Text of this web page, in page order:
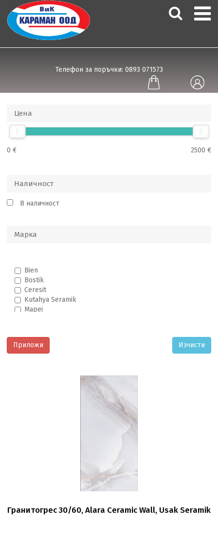
Телефон за поръчки: 0893 071573
Цена
0 € 2500 €
Наличност
В наличност
Марка
Bien
Bostik
Ceresit
Kutahya Seramik
Mapei
Rino Seramik
Termal Seramik
Гранитогрес 30/60, Alara Ceramic Wall, Usak Seramik